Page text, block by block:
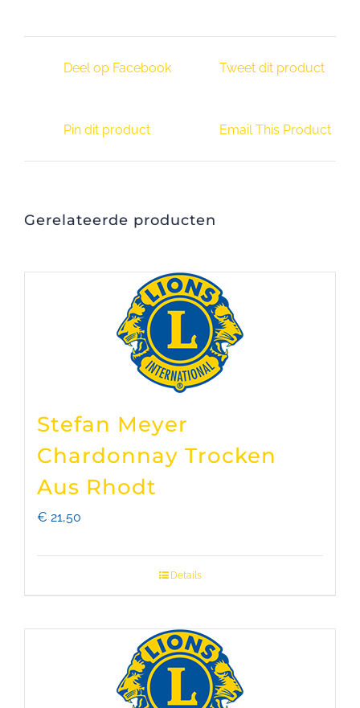
Deel op Facebook Tweet dit product
Pin dit product Email This Product
Gerelateerde producten
Stefan Meyer
Chardonnay Trocken
Aus Rhodt
€ 21,50
Details